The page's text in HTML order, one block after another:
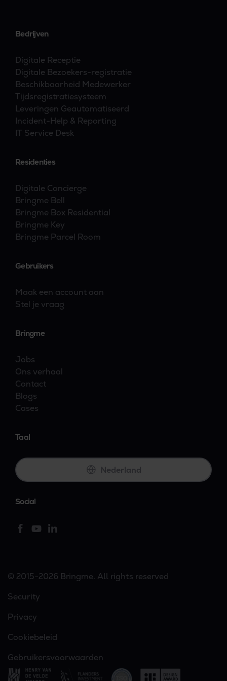
Bedrijven
Digitale Receptie
Digitale Bezoekers-registratie
Beschikbaarheid Medewerker
Tijdsregistratiesysteem
Leveringen Geautomatiseerd
Incident-Help & Reporting
IT Service Desk
Residenties
Digitale Concierge
Bringme Bell
Bringme Box Residential
Bringme Key
Bringme Parcel Room
Gebruikers
Maak een account aan
Stel je vraag
Bringme
Jobs
Ons verhaal
Contact
Blogs
Cases
Taal
Nederland
Social
© 2015-2026 Bringme. All rights reserved
Security
Privacy
Cookiebeleid
Gebruikersvoorwaarden